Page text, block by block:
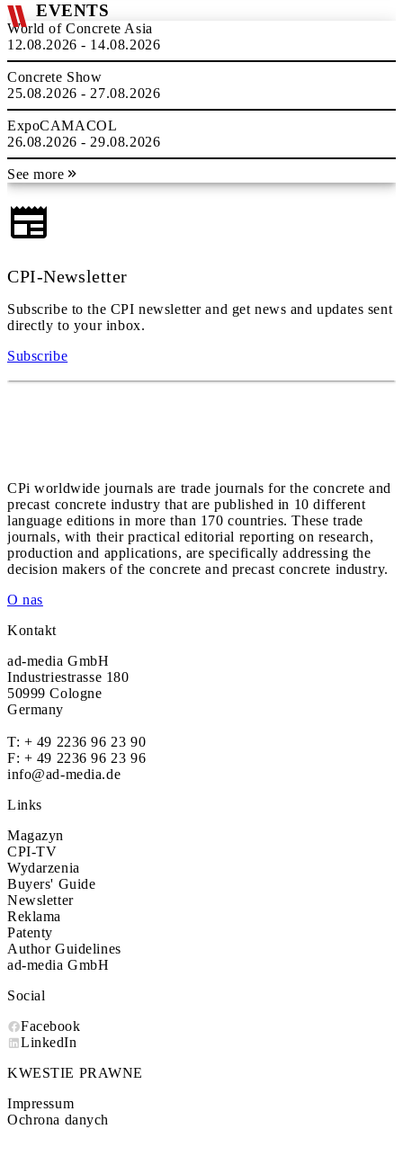
EVENTS
World of Concrete Asia
12.08.2026 - 14.08.2026
Concrete Show
25.08.2026 - 27.08.2026
ExpoCAMACOL
26.08.2026 - 29.08.2026
See more
CPI-Newsletter
Subscribe to the CPI newsletter and get news and updates sent
directly to your inbox.
Subscribe
CPi worldwide journals are trade journals for the concrete and
precast concrete industry that are published in 10 different
language editions in more than 170 countries. These trade
journals, with their practical editorial reporting on research,
production and applications, are specifically addressing the
decision makers of the concrete and precast concrete industry.
O nas
Kontakt
ad-media GmbH
Industriestrasse 180
50999 Cologne
Germany
T: + 49 2236 96 23 90
F: + 49 2236 96 23 96
info@ad-media.de
Links
Magazyn
CPI-TV
Wydarzenia
Buyers' Guide
Newsletter
Reklama
Patenty
Author Guidelines
ad-media GmbH
Social
Facebook
LinkedIn
KWESTIE PRAWNE
Impressum
Ochrona danych